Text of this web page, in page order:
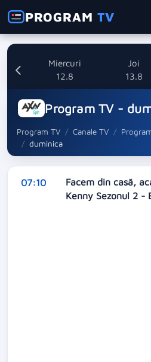
PROGRAMTV
Miercuri
12.8
Joi
13.8
Program TV -
Program TV Canale TV
duminica
07:10
Facem din casă,
Kenny Sezonul 2 -